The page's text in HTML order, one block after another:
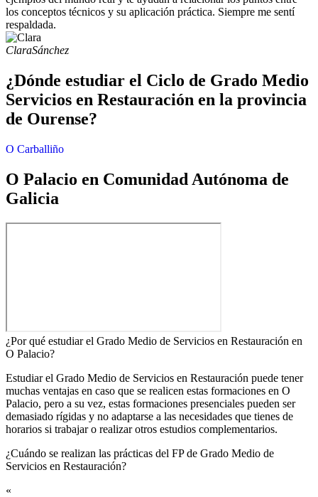
los conceptos técnicos y su aplicación práctica. Siempre me sentí
respaldada.
ClaraSánchez
¿Dónde estudiar el Ciclo de Grado Medio
Servicios en Restauración en la provincia
de Ourense?
O Carballiño
O Palacio en Comunidad Autónoma de
Galicia
¿Por qué estudiar el Grado Medio de Servicios en Restauración en
O Palacio?
Estudiar el Grado Medio de Servicios en Restauración puede tener
muchas ventajas en caso que se realicen estas formaciones en O
Palacio, pero a su vez, estas formaciones presenciales pueden ser
demasiado rígidas y no adaptarse a las necesidades que tienes de
horarios si trabajar o realizar otros estudios complementarios.
¿Cuándo se realizan las prácticas del FP de Grado Medio de
Servicios en Restauración?​
«